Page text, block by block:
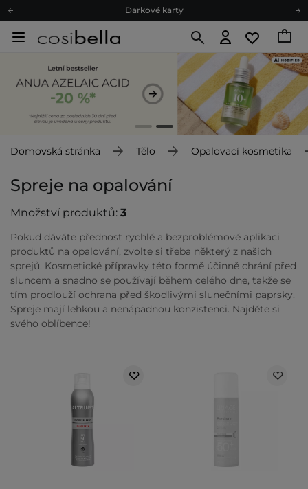
Ekologické balení
Doporučovací Program
Odeslání do 24 hod.
Darkové karty
Ekologické balení
Domovská stránka Tělo Opalovací kosmetika
Spreje na opalování
Množství produktů: 3
Pokud dáváte přednost rychlé a bezproblémové aplikaci
produktů na opalování, zvolte si třeba některý z našich
sprejů. Kosmetické přípravky této formě účinně chrání před
sluncem a snadno se používají během celého dne, takže se
tím prodlouží ochrana před škodlivými slunečními paprsky.
Spreje mají lehkou a nenápadnou konzistenci. Najděte si
svého oblíbence!